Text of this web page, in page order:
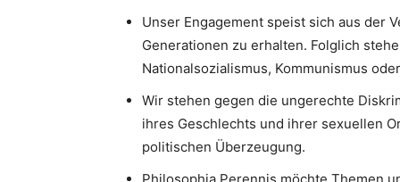
Unser Engagement speist sich aus der
Generationen zu erhalten. Folglich
Nationalsozialismus, Kommunismus
Wir stehen gegen die ungerechte
ihres Geschlechts und ihrer sexuellen
politischen Überzeugung.
Philosophia Perennis möchte Themen